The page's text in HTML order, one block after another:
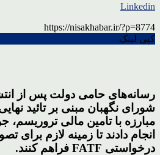
Linkedin
https://nisakhabar.ir/?p=8774
کپی لینک
رسانه‌های حامی دولت پس از
شورای نگهبان مبنی بر تائید
مبارزه با تامین مالی
انجام دادند تا زمینه لازم برای
درخواستی FATF فراهم کنند.